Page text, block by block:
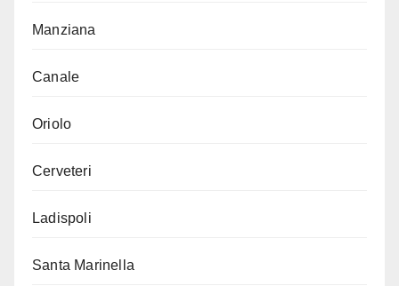
Manziana
Canale
Oriolo
Cerveteri
Ladispoli
Santa Marinella